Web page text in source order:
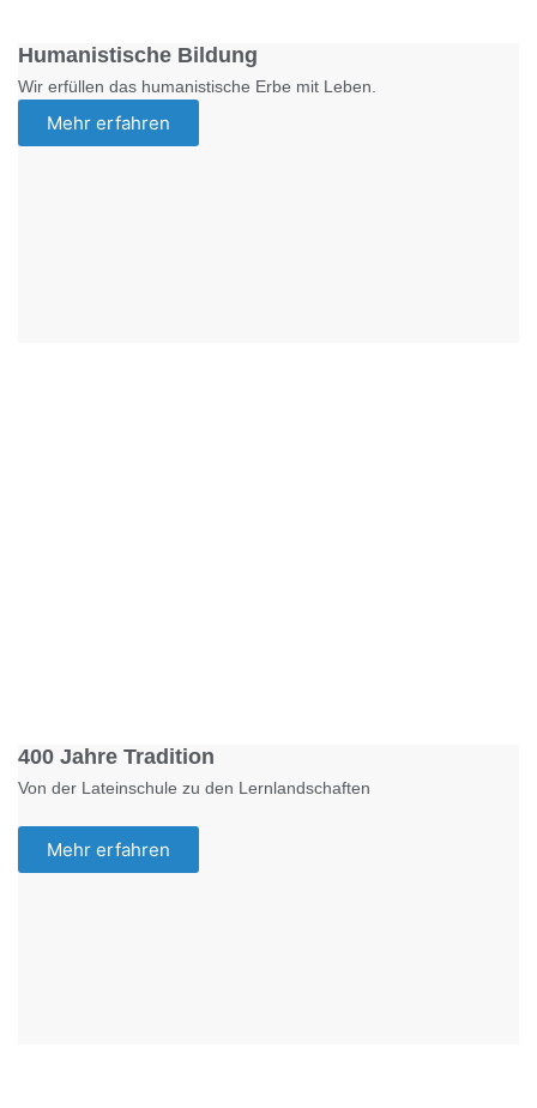
Humanistische Bildung
Wir erfüllen das humanistische Erbe mit Leben.
Mehr erfahren
400 Jahre Tradition
Von der Lateinschule zu den Lernlandschaften
Mehr erfahren